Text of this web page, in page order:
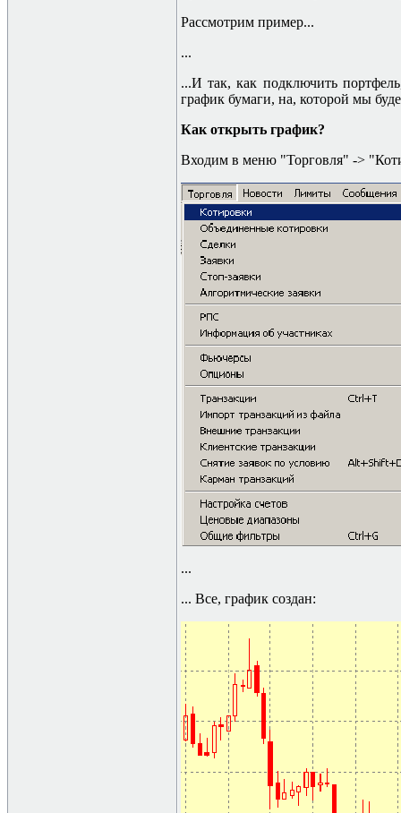
Рассмотрим пример...
...
...И так, как подключить
график бумаги, на, которой мы
Как открыть график?
Входим в меню "Торговля" ->
...
... Все, график создан: